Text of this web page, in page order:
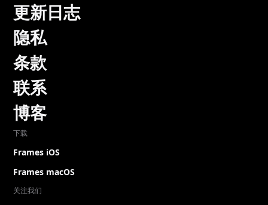
更新日志
隐私
条款
联系
博客
下载
Frames iOS
Frames macOS
关注我们